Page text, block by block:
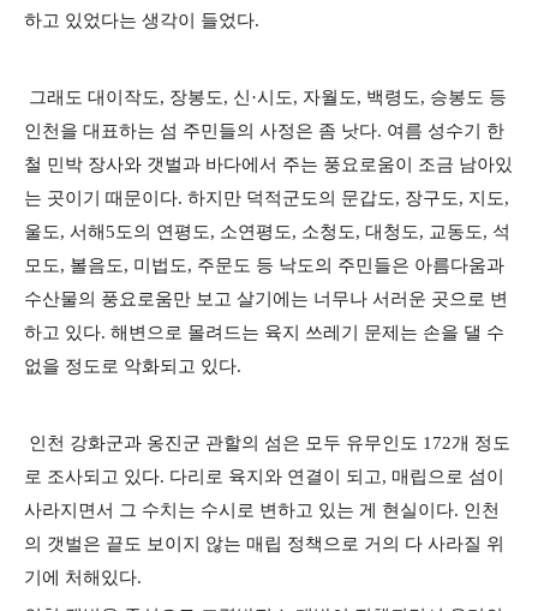
하고 있었다는 생각이 들었다.
그래도 대이작도, 장봉도, 신·시도, 자월도, 백령도, 승봉도 등
인천을 대표하는 섬 주민들의 사정은 좀 낫다. 여름 성수기 한
철 민박 장사와 갯벌과 바다에서 주는 풍요로움이 조금 남아있
는 곳이기 때문이다. 하지만 덕적군도의 문갑도, 장구도, 지도,
울도, 서해5도의 연평도, 소연평도, 소청도, 대청도, 교동도, 석
모도, 볼음도, 미법도, 주문도 등 낙도의 주민들은 아름다움과
수산물의 풍요로움만 보고 살기에는 너무나 서러운 곳으로 변
하고 있다. 해변으로 몰려드는 육지 쓰레기 문제는 손을 댈 수
없을 정도로 악화되고 있다.
인천 강화군과 옹진군 관할의 섬은 모두 유무인도 172개 정도
로 조사되고 있다. 다리로 육지와 연결이 되고, 매립으로 섬이
사라지면서 그 수치는 수시로 변하고 있는 게 현실이다. 인천
의 갯벌은 끝도 보이지 않는 매립 정책으로 거의 다 사라질 위
기에 처해있다.